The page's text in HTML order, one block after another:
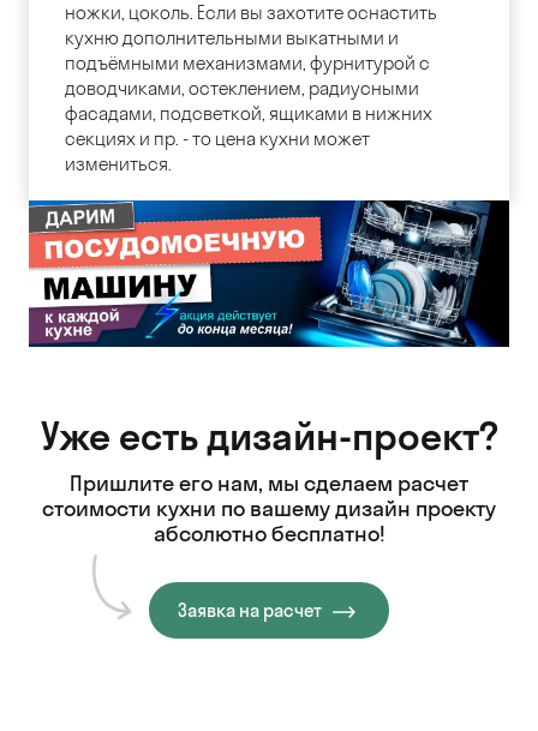
ножки, цоколь. Если вы захотите оснастить
кухню дополнительными выкатными и
подъёмными механизмами, фурнитурой с
доводчиками, остеклением, радиусными
фасадами, подсветкой, ящиками в нижних
секциях и пр. - то цена кухни может
измениться.
Уже есть дизайн-проект?
Пришлите его нам, мы сделаем расчет
стоимости кухни по вашему дизайн проекту
абсолютно бесплатно!
Заявка на расчет